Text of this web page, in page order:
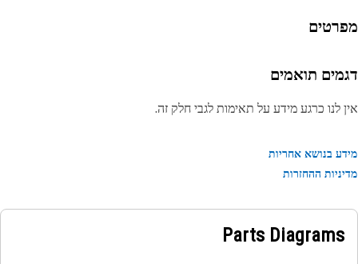
תואמים
לנו כרגע מידע על תאימות לגבי חלק זה.
בנושא אחריות
ההחזרות
Parts Diagrams